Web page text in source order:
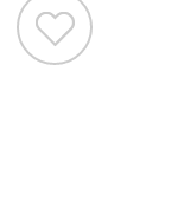
を使 [レッド/背面]